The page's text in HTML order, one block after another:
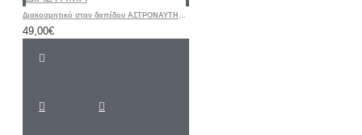
Διακοσμητικό σταν δαπέδου ΑΣΤΡΟΝΑΥΤΗΣ ΔΙΑΣΤΗΜΑ
49,00€